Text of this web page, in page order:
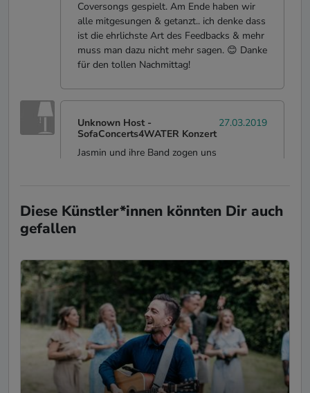
Coversongs gespielt. Am Ende haben wir
alle mitgesungen & getanzt.. ich denke dass
ist die ehrlichste Art des Feedbacks & mehr
muss man dazu nicht mehr sagen. 😊 Danke
für den tollen Nachmittag!
Unknown Host -
SofaConcerts4WATER Konzert
27.03.2019
Jasmin und ihre Band zogen uns
Auftritt war total sympathisch,
Diese Künstler*innen könnten Dir auch
gefallen